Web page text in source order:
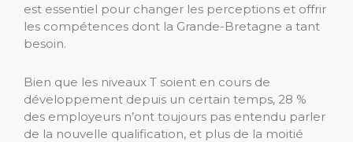
est essentiel pour changer les perceptions et offrir
les compétences dont la Grande-Bretagne a tant
besoin.
Bien que les niveaux T soient en cours de
développement depuis un certain temps, 28 %
des employeurs n’ont toujours pas entendu parler
de la nouvelle qualification, et plus de la moitié